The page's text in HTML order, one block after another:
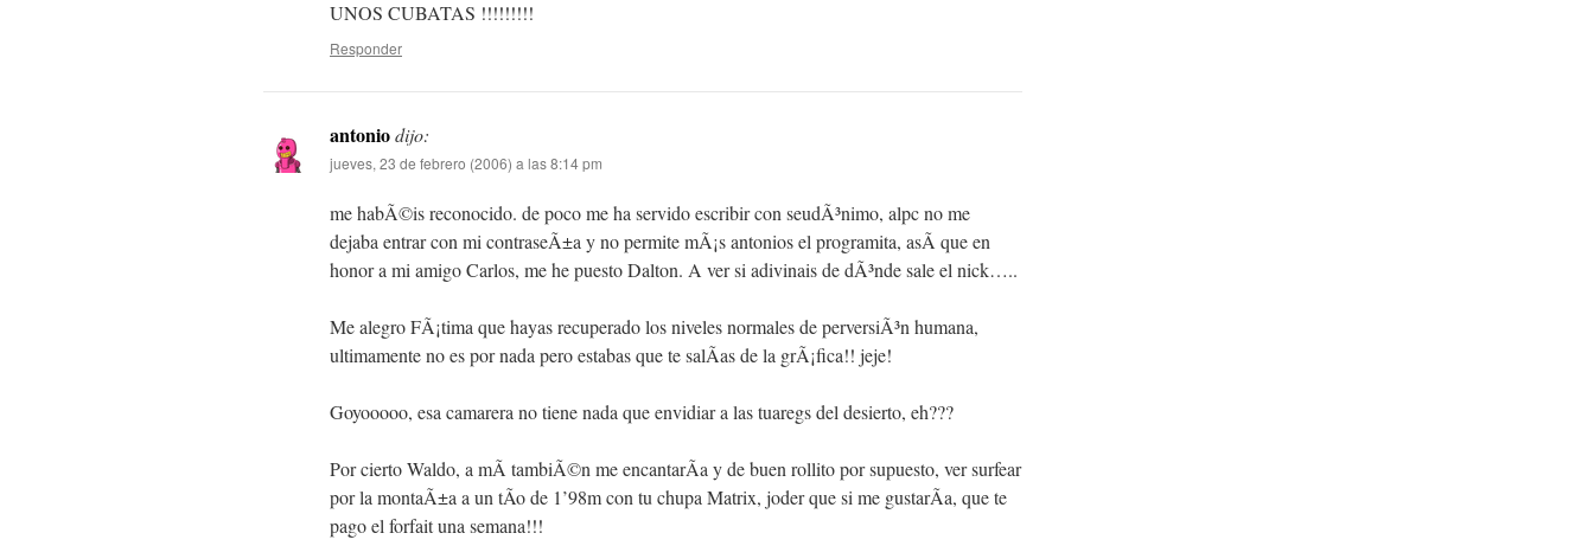
UNOS CUBATAS !!!!!!!!!
Responder
antoniodijo:
jueves, 23 de febrero (2006) a las 8:14 pm
me habÃ©is reconocido. de poco me ha servido escribir con seudÃ³nimo, alpc no me
dejaba entrar con mi contraseÃ±a y no permite mÃ¡s antonios el programita, asÃ­ que en
honor a mi amigo Carlos, me he puesto Dalton. A ver si adivinais de dÃ³nde sale el nick…..
Me alegro FÃ¡tima que hayas recuperado los niveles normales de perversiÃ³n humana,
ultimamente no es por nada pero estabas que te salÃ­as de la grÃ¡fica!! jeje!
Goyooooo, esa camarera no tiene nada que envidiar a las tuaregs del desierto, eh???
Por cierto Waldo, a mÃ­ tambiÃ©n me encantarÃ­a y de buen rollito por supuesto, ver surfear
por la montaÃ±a a un tÃ­o de 1’98m con tu chupa Matrix, joder que si me gustarÃ­a, que te
pago el forfait una semana!!!